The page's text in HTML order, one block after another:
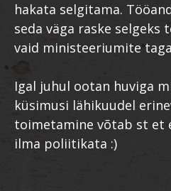
hakata selgitama.
seda väga raske selgeks
vaid ministeeriumite
Igal juhul ootan huviga
küsimusi lähikuudel
toimetamine võtab st et
ilma poliitikata :)